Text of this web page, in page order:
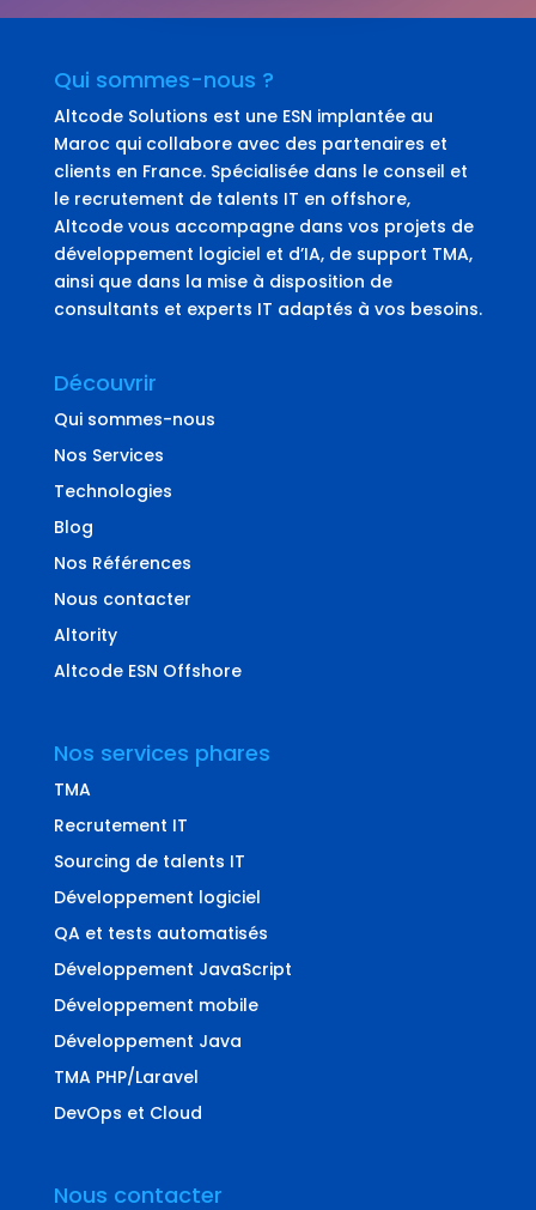
Qui sommes-nous ?
Altcode Solutions est une ESN implantée au
Maroc qui collabore avec des partenaires et
clients en France. Spécialisée dans le conseil et
le recrutement de talents IT en offshore,
Altcode vous accompagne dans vos projets de
développement logiciel et d’IA, de support TMA,
ainsi que dans la mise à disposition de
consultants et experts IT adaptés à vos besoins.
Découvrir
Qui sommes-nous
Nos Services
Technologies
Blog
Nos Références
Nous contacter
Altority
Altcode ESN Offshore
Nos services phares
TMA
Recrutement IT
Sourcing de talents IT
Développement logiciel
QA et tests automatisés
Développement JavaScript
Développement mobile
Développement Java
TMA PHP/Laravel
DevOps et Cloud
Nous contacter